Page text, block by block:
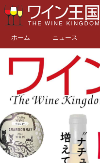
ホーム ニュース